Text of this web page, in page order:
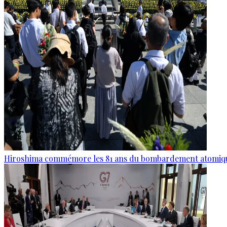
Hiroshima commémore les 81 ans du bombardement